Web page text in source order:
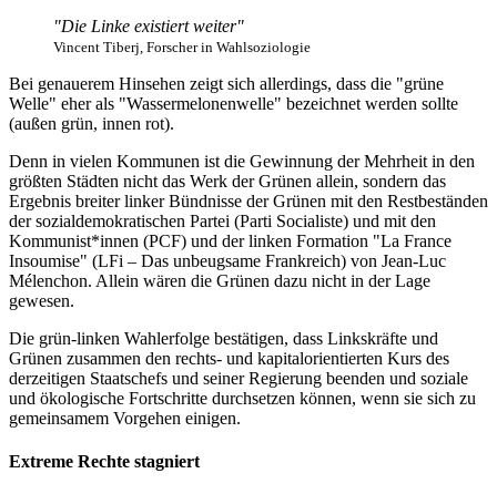
"Die Linke existiert weiter"
Vincent Tiberj, Forscher in Wahlsoziologie
Bei genauerem Hinsehen zeigt sich allerdings, dass die "grüne
Welle" eher als "Wassermelonenwelle" bezeichnet werden sollte
(außen grün, innen rot).
Denn in vielen Kommunen ist die Gewinnung der Mehrheit in den
größten Städten nicht das Werk der Grünen allein, sondern das
Ergebnis breiter linker Bündnisse der Grünen mit den Restbeständen
der sozialdemokratischen Partei (Parti Socialiste) und mit den
Kommunist*innen (PCF) und der linken Formation "La France
Insoumise" (LFi – Das unbeugsame Frankreich) von Jean-Luc
Mélenchon. Allein wären die Grünen dazu nicht in der Lage
gewesen.
Die grün-linken Wahlerfolge bestätigen, dass Linkskräfte und
Grünen zusammen den rechts- und kapitalorientierten Kurs des
derzeitigen Staatschefs und seiner Regierung beenden und soziale
und ökologische Fortschritte durchsetzen können, wenn sie sich zu
gemeinsamem Vorgehen einigen.
Extreme Rechte stagniert